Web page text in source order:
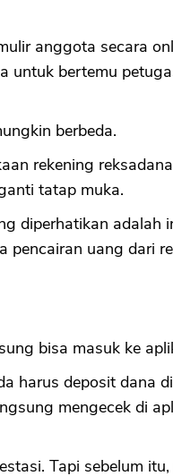
anggota secara
untuk bertemu
berbeda.
rekening
tatap muka.
diperhatikan adalah
pencairan uang dari
bisa masuk ke
harus deposit dana
mengecek di
Tapi sebelum